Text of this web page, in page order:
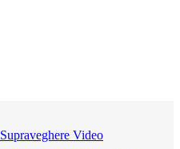
Supraveghere Video